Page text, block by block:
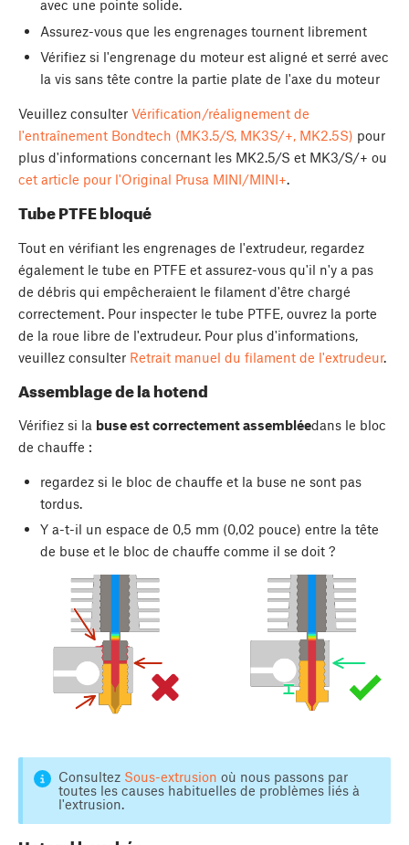
avec une pointe solide.
Assurez-vous que les engrenages tournent librement
Vérifiez si l'engrenage du moteur est aligné et serré avec
la vis sans tête contre la partie plate de l'axe du moteur
Veuillez consulter Vérification/réalignement de
l'entraînement Bondtech (MK3.5/S, MK3S/+, MK2.5S) pour
plus d'informations concernant les MK2.5/S et MK3/S/+ ou
cet article pour l'Original Prusa MINI/MINI+.
Tube PTFE bloqué
Tout en vérifiant les engrenages de l'extrudeur, regardez
également le tube en PTFE et assurez-vous qu'il n'y a pas
de débris qui empêcheraient le filament d'être chargé
correctement. Pour inspecter le tube PTFE, ouvrez la porte
de la roue libre de l'extrudeur. Pour plus d'informations,
veuillez consulter Retrait manuel du filament de l'extrudeur.
Assemblage de la hotend
Vérifiez si la buse est correctement assembléedans le bloc
de chauffe :
regardez si le bloc de chauffe et la buse ne sont pas
tordus.
Y a-t-il un espace de 0,5 mm (0,02 pouce) entre la tête
de buse et le bloc de chauffe comme il se doit ?
Consultez Sous-extrusion où nous passons par
toutes les causes habituelles de problèmes liés à
l'extrusion.